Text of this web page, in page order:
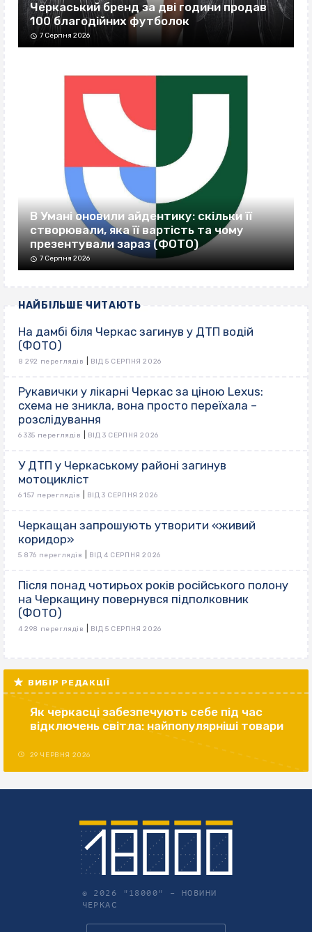
Черкаський бренд за дві години продав
100 благодійних футболок
7 Серпня 2026
В Умані оновили айдентику: скільки її
створювали, яка її вартість та чому
презентували зараз (ФОТО)
7 Серпня 2026
НАЙБІЛЬШЕ ЧИТАЮТЬ
На дамбі біля Черкас загинув у ДТП водій
(ФОТО)
8 292 переглядів ВІД 5 СЕРПНЯ 2026
Рукавички у лікарні Черкас за ціною Lexus:
схема не зникла, вона просто переїхала –
розслідування
6 335 переглядів ВІД 3 СЕРПНЯ 2026
У ДТП у Черкаському районі загинув
мотоцикліст
6 157 переглядів ВІД 3 СЕРПНЯ 2026
Черкащан запрошують утворити «живий
коридор»
5 876 переглядів ВІД 4 СЕРПНЯ 2026
Після понад чотирьох років російського полону
на Черкащину повернувся підполковник
(ФОТО)
4 298 переглядів ВІД 5 СЕРПНЯ 2026
ВИБІР РЕДАКЦІЇ
Як черкасці забезпечують себе під час
відключень світла: найпопулярніші товари
29 ЧЕРВНЯ 2026
© 2026 "18000" – НОВИНИ
ЧЕРКАС